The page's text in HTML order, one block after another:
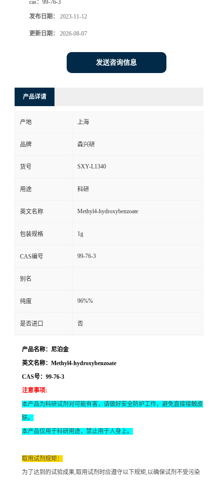
cas： 99-76-3
发布日期： 2023-11-12
更新日期： 2026-08-07
发送咨询信息
产品详请
产地 上海
品牌 森兴研
货号 SXY-L1340
用途 科研
英文名称 Methyl4-hydroxybenzoate
包装规格 1g
CAS编号 99-76-3
别名
纯度 96%%
是否进口 否
产品名称：尼泊金
英文名称：Methyl4-hydroxybenzoate
CAS号：99-76-3
注意事项:
本产品为科研试剂对可能有害，请做好安全防护工作，避免直接接触皮
肤。
本产品仅用于科研用途，禁止用于人身上。
取用试剂规矩：
为了达到的试验成果,取用试剂时应遵守以下规矩,以确保试剂不受污染